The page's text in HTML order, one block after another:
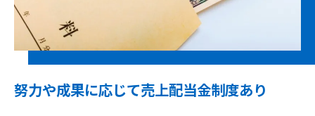
努力や成果に応じて売上配当金制度あり